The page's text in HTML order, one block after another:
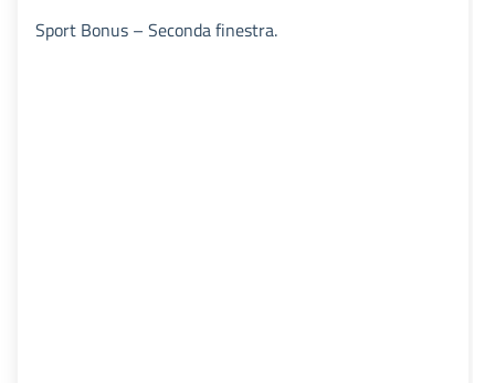
Sport Bonus – Seconda finestra.